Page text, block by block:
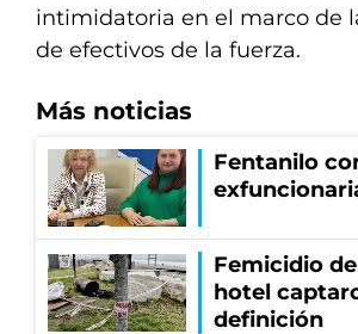
intimidatoria en el marco de
de efectivos de la fuerza.
Más noticias
Fentanilo
Femicidio
hotel
definición